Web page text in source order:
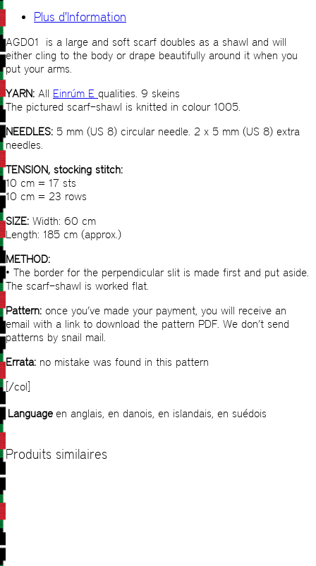
Plus d'Information
AGD01 is a large and soft scarf doubles as a shawl and will
either cling to the body or drape beautifully around it when you
put your arms.
YARN: All Einrúm E qualities. 9 skeins
The pictured scarf–shawl is knitted in colour 1005.
NEEDLES: 5 mm (US 8) circular needle. 2 x 5 mm (US 8) extra
needles.
TENSION, stocking stitch:
10 cm = 17 sts
10 cm = 23 rows
SIZE: Width: 60 cm
Length: 185 cm (approx.)
METHOD:
• The border for the perpendicular slit is made first and put aside.
The scarf–shawl is worked flat.
Pattern: once you’ve made your payment, you will receive an
email with a link to download the pattern PDF. We don’t send
patterns by snail mail.
Errata: no mistake was found in this pattern
[/col]
Language en anglais, en danois, en islandais, en suédois
Produits similaires